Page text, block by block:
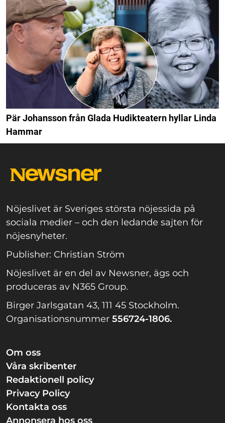
Pär Johansson från Glada Hudikteatern hyllar Linda
Hammar
Nöjeslivet är Sveriges största nöjessida på
sociala medier – och den ledande sajten för
nöjesnyheter.
Publisher: Christian Ström
Nöjeslivet är en del av Newsner, ägs och
produceras av N365 Group.
Birger Jarlsgatan 43, 111 45 Stockholm.
Organisationsnummer 556724-1806.
Om oss
Våra skribenter
Redaktionell policy
Privacy Policy
Kontakta oss
Annonsera hos oss